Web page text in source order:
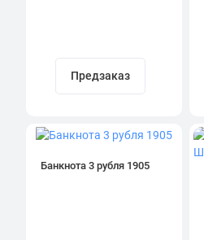
Предзаказ
Банкнота 3 рубля 1905